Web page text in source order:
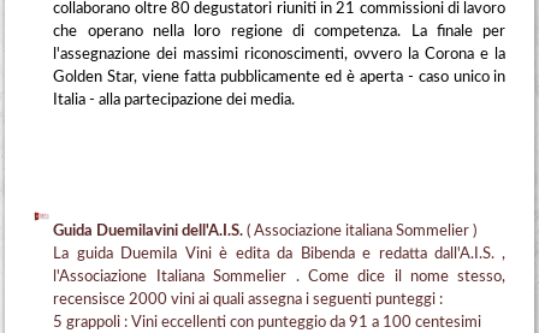
collaborano oltre 80 degustatori riuniti in 21 commissioni di lavoro
che operano nella loro regione di competenza. La finale per
l'assegnazione dei massimi riconoscimenti, ovvero la Corona e la
Golden Star, viene fatta pubblicamente ed è aperta - caso unico in
Italia - alla partecipazione dei media.
Guida Duemilavini dell'A.I.S. ( Associazione italiana Sommelier )
La guida Duemila Vini è edita da Bibenda e redatta dall'A.I.S. ,
l'Associazione Italiana Sommelier . Come dice il nome stesso,
recensisce 2000 vini ai quali assegna i seguenti punteggi :
5 grappoli : Vini eccellenti con punteggio da 91 a 100 centesimi